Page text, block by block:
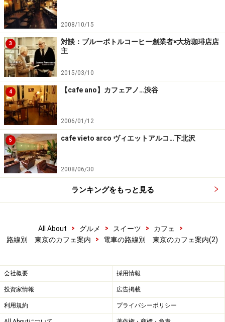
h.l.d CLOVERエイチエルディー・クローバー…2007
年、移転のため閉店
margoマーゴ
【学芸大学のカフェ】
EMPORIOエンポリオ
nordノルド
【都立大学のカフェ】
norsk cafeノルスクカフェ
【自由が丘のカフェ】
CAFE DESAFINADO カフェ・デサフィナード
St.Christopher Gardenセントクリストファー・ガーデン
SODA CAFEソーダ・カフェ
TWG Teaティーダブリュージー・ティー
七葉ななは
Bar di ViNOバール・ディ・ヴィノ
LOBROSロブロス
2008/10/15
3
対談：ブルーボトルコーヒー創業者×大坊珈琲店店
主
2015/03/10
4 【cafe ano】カフェアノ…渋谷
2006/01/12
5 cafe vieto arco ヴィエットアルコ…下北沢
2008/06/30
ランキングをもっと見る
All About > グルメ > スイーツ > カフェ
>
路線別 東京のカフェ案内
> 電車の路線別 東京のカフェ案内(2)
会社概要 採用情報
投資家情報 広告掲載
利用規約 プライバシーポリシー